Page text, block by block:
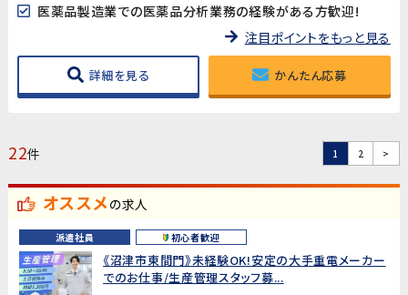
医薬品製造業での医薬品分析業務の経験がある方歓迎!
注目ポイントをもっと見る
詳細を見る かんたん応募
22件 1 2 >
オススメの求人
派遣社員 初心者歓迎
《沼津市東間門》未経験OK!安定の大手重電メーカー
でのお仕事/生産管理スタッフ募...